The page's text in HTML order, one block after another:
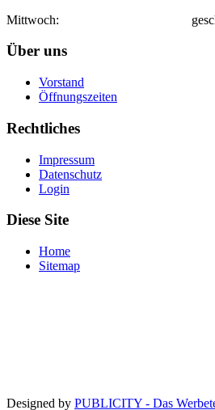
Mittwoch:
Über uns
Vorstand
Öffnungszeiten
Rechtliches
Impressum
Datenschutz
Login
Diese Site
Home
Sitemap
Designed by PUBLICITY - Das